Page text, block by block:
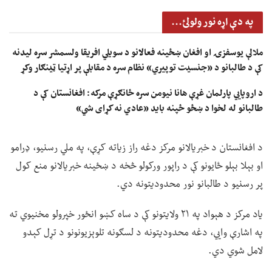
په دې اړه نور ولولئ...
ملالې یوسفزۍ او افغان ښځینه فعالانو د سویلي افریقا ولسمشر سره لیدنه
کې د طالبانو د «جنسیت توپیري» نظام سره د مقابلې پر اړتیا ټينګار وکړ
د اروپايي پارلمان غړې هانا نیومن سره ځانګړې مرکه: افغانستان کې د
طالبانو له لخوا د ښځو ځپنه باید «عادي نه کړای شي»
د افغانستان د خبریالانو مرکز دغه راز زیاته کړې، په ملي رسنیو، ډرامو
او بېلا بېلو ځایونو کې د راپور ورکولو څخه د ښځینه خبریالانو منع کول
پر رسنیو د طالبانو نور محدودیتونه دي.
یاد مرکز د هېواد په ۲۱ ولایتونو کې د ساه کښو انځور خپرولو مخنیوي ته
په اشارې وايي، دغه محدودیتونه د لسګونه تلوېزیونونو د تړل کېدو
لامل شوي دي.